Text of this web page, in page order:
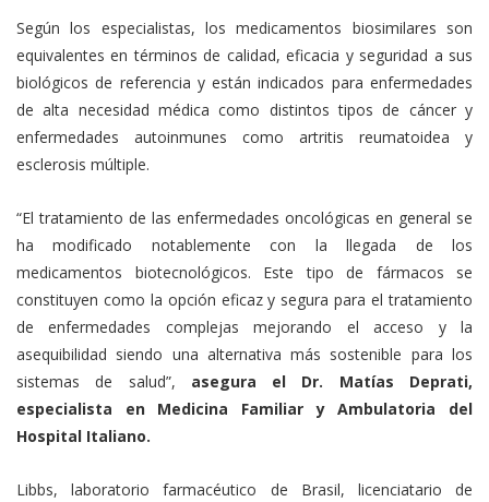
Según los especialistas, los medicamentos biosimilares son
equivalentes en términos de calidad, eficacia y seguridad a sus
biológicos de referencia y están indicados para enfermedades
de alta necesidad médica como distintos tipos de cáncer y
enfermedades autoinmunes como artritis reumatoidea y
esclerosis múltiple.
“El tratamiento de las enfermedades oncológicas en general se
ha modificado notablemente con la llegada de los
medicamentos biotecnológicos. Este tipo de fármacos se
constituyen como la opción eficaz y segura para el tratamiento
de enfermedades complejas mejorando el acceso y la
asequibilidad siendo una alternativa más sostenible para los
sistemas de salud”, asegura el
Dr. Matías Deprati,
especialista en Medicina Familiar y Ambulatoria del
Hospital Italiano.
Libbs, laboratorio farmacéutico de Brasil, licenciatario de